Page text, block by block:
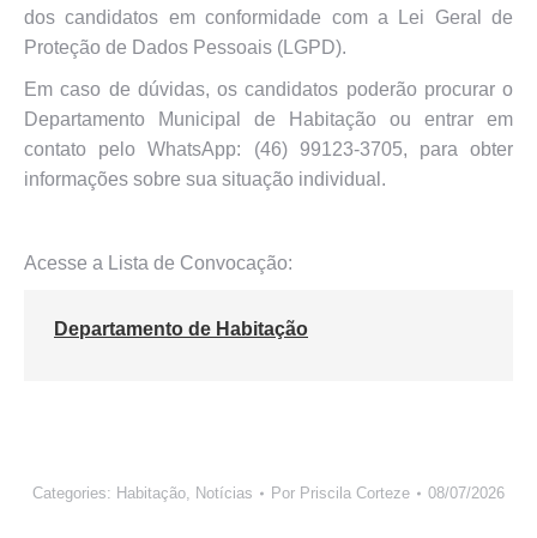
dos candidatos em conformidade com a Lei Geral de
Proteção de Dados Pessoais (LGPD).
Em caso de dúvidas, os candidatos poderão procurar o
Departamento Municipal de Habitação ou entrar em
contato pelo WhatsApp: (46) 99123-3705, para obter
informações sobre sua situação individual.
Acesse a Lista de Convocação:
Departamento de Habitação
Categories: Habitação, Notícias Por Priscila Corteze 08/07/2026